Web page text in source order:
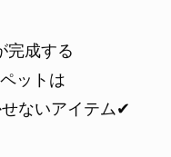
完成する
ットは
ないアイテム✔